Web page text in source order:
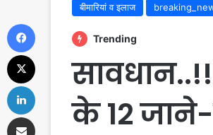
बीमारियां व इलाज
Trending
के 12